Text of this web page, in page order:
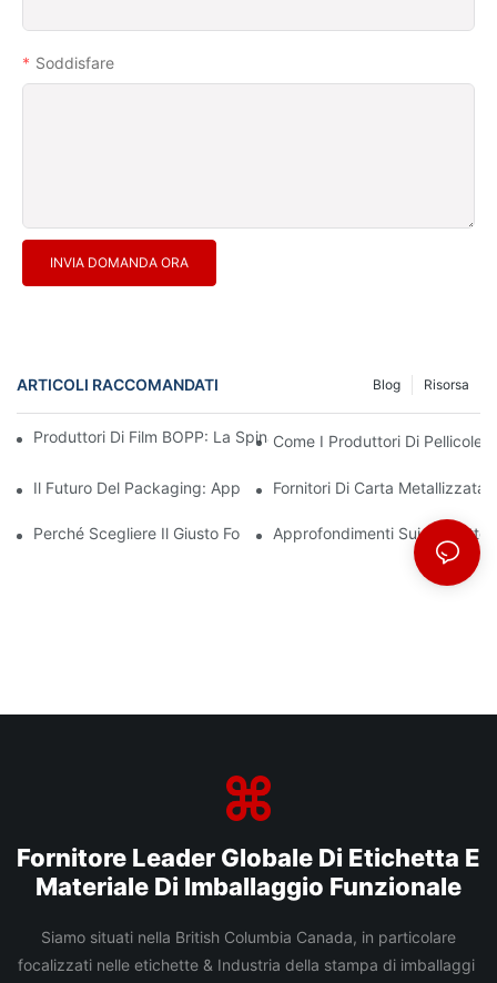
Soddisfare
INVIA DOMANDA ORA
ARTICOLI RACCOMANDATI Risorsa
Blog
Produttori Di Film BOPP: La Spina Dorsale Degli Imballaggi
Come I Produttori Di Pellicole
Il Futuro Del Packaging: Approfondimenti Dai Principali
Fornitori Di Carta
Perché Scegliere Il Giusto Fornitore Di Film BOPP È Importante
Approfondimenti Sui
Fornitore Leader Globale Di Etichetta E
Materiale Di Imballaggio Funzionale
Siamo situati nella British Columbia Canada, in particolare
focalizzati nelle etichette & Industria della stampa di imballaggi